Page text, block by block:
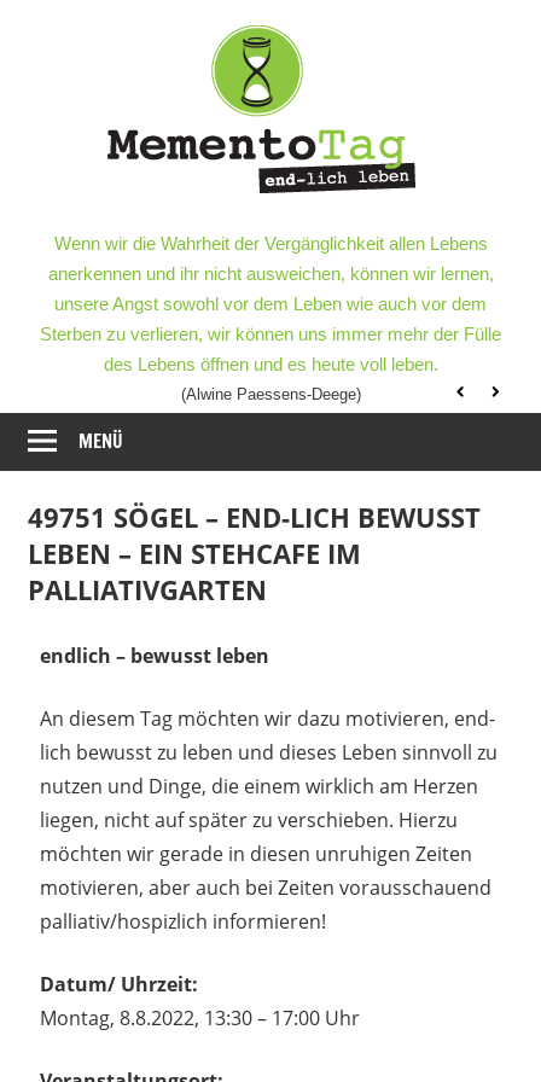
leben
end-
lich
leben
Wenn wir die Wahrheit der Vergänglichkeit allen Lebens
anerkennen und ihr nicht ausweichen, können wir lernen,
unsere Angst sowohl vor dem Leben wie auch vor dem
Sterben zu verlieren, wir können uns immer mehr der Fülle
des Lebens öffnen und es heute voll leben.
(Alwine Paessens-Deege)
MENÜ
49751 SÖGEL – END-LICH BEWUSST
LEBEN – EIN STEHCAFE IM
PALLIATIVGARTEN
endlich – bewusst leben
An diesem Tag möchten wir dazu motivieren, end-
lich bewusst zu leben und dieses Leben sinnvoll zu
nutzen und Dinge, die einem wirklich am Herzen
liegen, nicht auf später zu verschieben. Hierzu
möchten wir gerade in diesen unruhigen Zeiten
motivieren, aber auch bei Zeiten vorausschauend
palliativ/hospizlich informieren!
Datum/ Uhrzeit:
Montag, 8.8.2022, 13:30 – 17:00 Uhr